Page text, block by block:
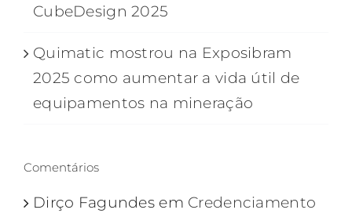
CubeDesign 2025
Quimatic mostrou na Exposibram
2025 como aumentar a vida útil de
equipamentos na mineração
Comentários
Dirço Fagundes em Credenciamento